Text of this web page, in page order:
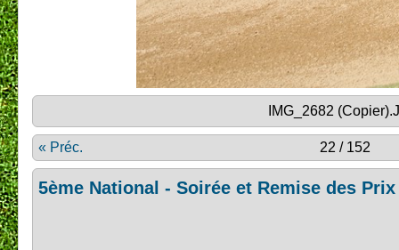
IMG_2682
« Préc. 22 / 152
5ème National - Soirée et Remise des Prix